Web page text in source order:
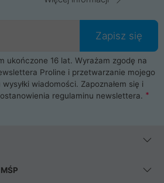
Zapisz się
ukończone 16 lat. Wyrażam zgodę na
Proline i przetwarzanie mojego
wiadomości. Zapoznałem się i
regulaminu newslettera.